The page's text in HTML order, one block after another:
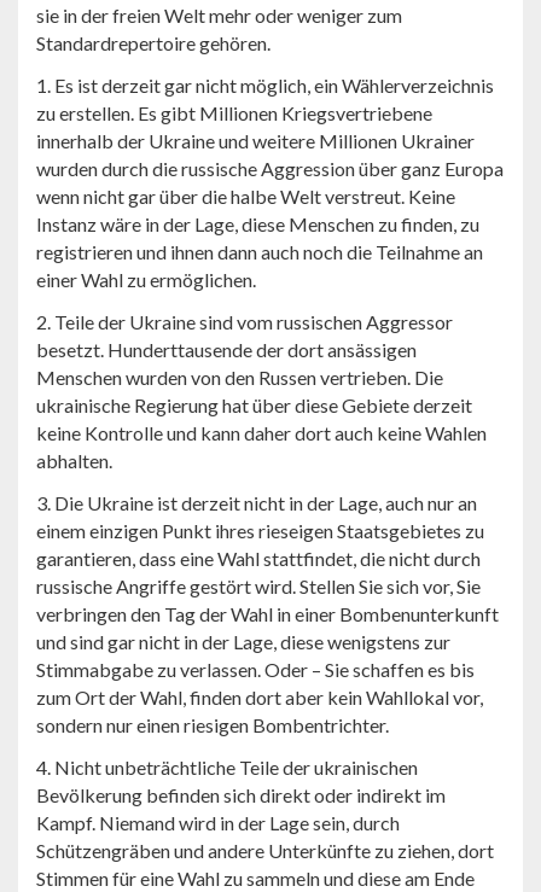
sie in der freien Welt mehr oder weniger zum
Standardrepertoire gehören.
1. Es ist derzeit gar nicht möglich, ein Wählerverzeichnis
zu erstellen. Es gibt Millionen Kriegsvertriebene
innerhalb der Ukraine und weitere Millionen Ukrainer
wurden durch die russische Aggression über ganz Europa
wenn nicht gar über die halbe Welt verstreut. Keine
Instanz wäre in der Lage, diese Menschen zu finden, zu
registrieren und ihnen dann auch noch die Teilnahme an
einer Wahl zu ermöglichen.
2. Teile der Ukraine sind vom russischen Aggressor
besetzt. Hunderttausende der dort ansässigen
Menschen wurden von den Russen vertrieben. Die
ukrainische Regierung hat über diese Gebiete derzeit
keine Kontrolle und kann daher dort auch keine Wahlen
abhalten.
3. Die Ukraine ist derzeit nicht in der Lage, auch nur an
einem einzigen Punkt ihres rieseigen Staatsgebietes zu
garantieren, dass eine Wahl stattfindet, die nicht durch
russische Angriffe gestört wird. Stellen Sie sich vor, Sie
verbringen den Tag der Wahl in einer Bombenunterkunft
und sind gar nicht in der Lage, diese wenigstens zur
Stimmabgabe zu verlassen. Oder – Sie schaffen es bis
zum Ort der Wahl, finden dort aber kein Wahllokal vor,
sondern nur einen riesigen Bombentrichter.
4. Nicht unbeträchtliche Teile der ukrainischen
Bevölkerung befinden sich direkt oder indirekt im
Kampf. Niemand wird in der Lage sein, durch
Schützengräben und andere Unterkünfte zu ziehen, dort
Stimmen für eine Wahl zu sammeln und diese am Ende